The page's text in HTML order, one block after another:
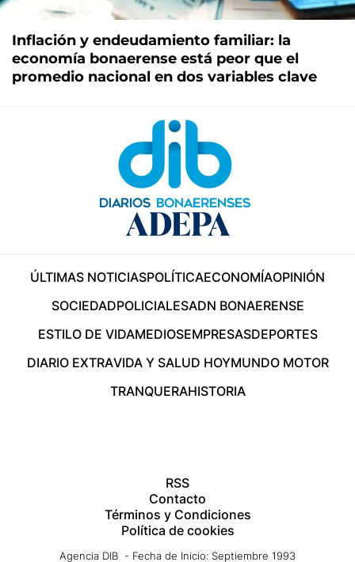
Inflación y endeudamiento familiar: la
economía bonaerense está peor que el
promedio nacional en dos variables clave
ÚLTIMAS NOTICIASPOLÍTICAECONOMÍAOPINIÓN
SOCIEDADPOLICIALESADN BONAERENSE
ESTILO DE VIDAMEDIOSEMPRESASDEPORTES
DIARIO EXTRAVIDA Y SALUD HOYMUNDO MOTOR
TRANQUERAHISTORIA
RSS
Contacto
Términos y Condiciones
Política de cookies
Agencia DIB - Fecha de Inicio: Septiembre 1993